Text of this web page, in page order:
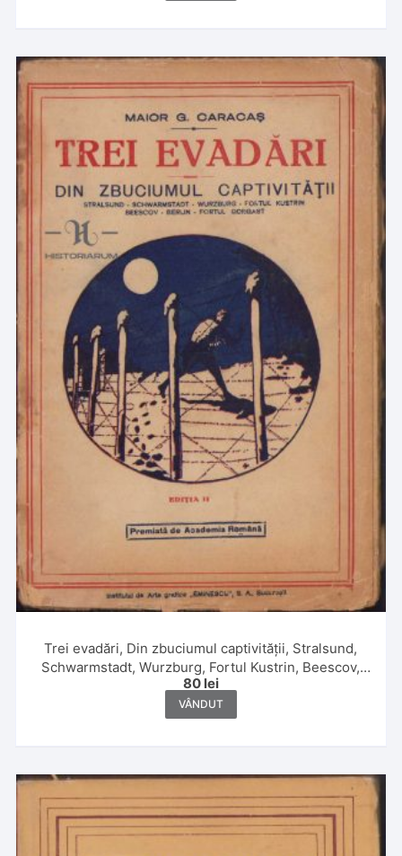
Trei evadări, Din zbuciumul captivității, Stralsund,
Schwarmstadt, Wurzburg, Fortul Kustrin, Beescov,
Berlin, Fortul Gorgast de maior G Caracaș, 1920
80 lei
VÂNDUT